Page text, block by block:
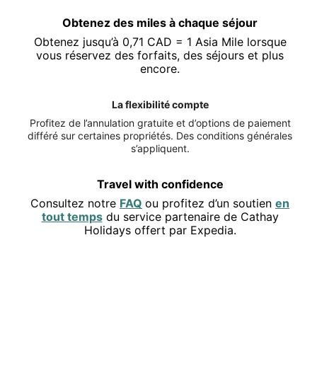
Économisez 10 % ou plus sur certains hôtels à Hong Kong
et obtenez des miles en cours de route.
Voir les offres
Obtenez des miles à chaque séjour
Obtenez jusqu’à 0,71 CAD = 1 Asia Mile lorsque
vous réservez des forfaits, des séjours et plus
encore.
La flexibilité compte
Profitez de l’annulation gratuite et d’options de paiement
différé sur certaines propriétés. Des conditions générales
s’appliquent.
Travel with confidence
Consultez notre FAQ ou profitez d’un soutien en
tout tempsdu service partenaire de Cathay
Holidays offert par Expedia.